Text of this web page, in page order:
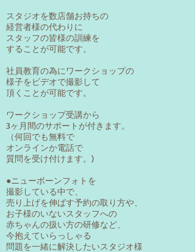
スタジオを数店舗お持ちの
経営者様の代わりに
スタッフの皆様の訓練を
することが可能です。
社員教育の為にワークショップの
様子をビデオで撮影して
頂くことが可能です。
ワークショップ受講から
3ヶ月間のサポートが付きます。
（何回でも無料で
オンラインか電話で
質問を受け付けます。)
●ニューボーンフォトを
撮影している中で、
売り上げを伸ばす予約の取り方や、
お子様のいないスタッフへの
赤ちゃんの扱い方の研修など、
今抱えていらっしゃる
問題を一緒に解決したいスタジオ様